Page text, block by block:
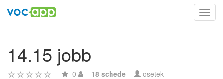
14.15 jobb
0 18 schede osetek